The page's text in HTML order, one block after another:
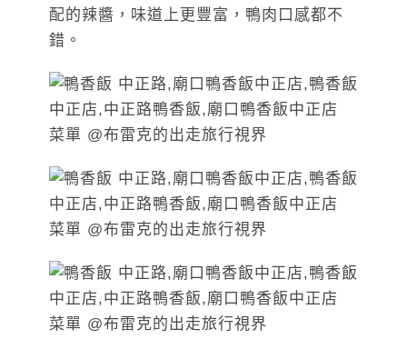
配的辣醬，味道上更豐富，鴨肉口感都不
錯。